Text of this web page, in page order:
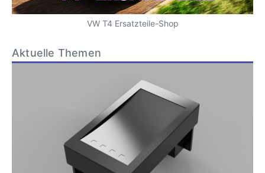
VW T4 Ersatzteile-Shop
Aktuelle Themen